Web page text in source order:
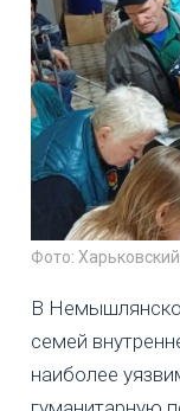
Фото:
В
семей
наиболее